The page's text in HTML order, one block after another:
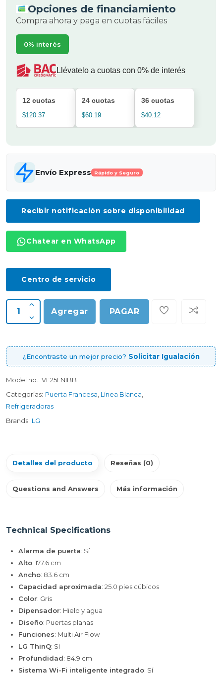
Opciones de financiamiento
Compra ahora y paga en cuotas fáciles
0% interés
Llévatelo a cuotas con 0% de interés
12 cuotas
$120.37
24 cuotas
$60.19
36 cuotas
$40.12
Envío Express Rápido y Seguro
Recibir notificación sobre disponibilidad
Chatear en WhatsApp
Centro de servicio
Agregar PAGAR
¿Encontraste un mejor precio? Solicitar Igualación
Model no.: VF25LNIBB
Categorías: Puerta Francesa Línea Blanca
Refrigeradoras
Brands: LG
Detalles del producto Reseñas (0)
Questions and Answers Más información
Technical Specifications
Alarma de puerta: Sí
Alto: 177.6 cm
Ancho: 83.6 cm
Capacidad aproximada: 25.0 pies cúbicos
Color: Gris
Dipensador: Hielo y agua
Diseño: Puertas planas
Funciones: Multi Air Flow
LG ThinQ: Sí
Profundidad: 84.9 cm
Sistema Wi-Fi inteligente integrado: Sí